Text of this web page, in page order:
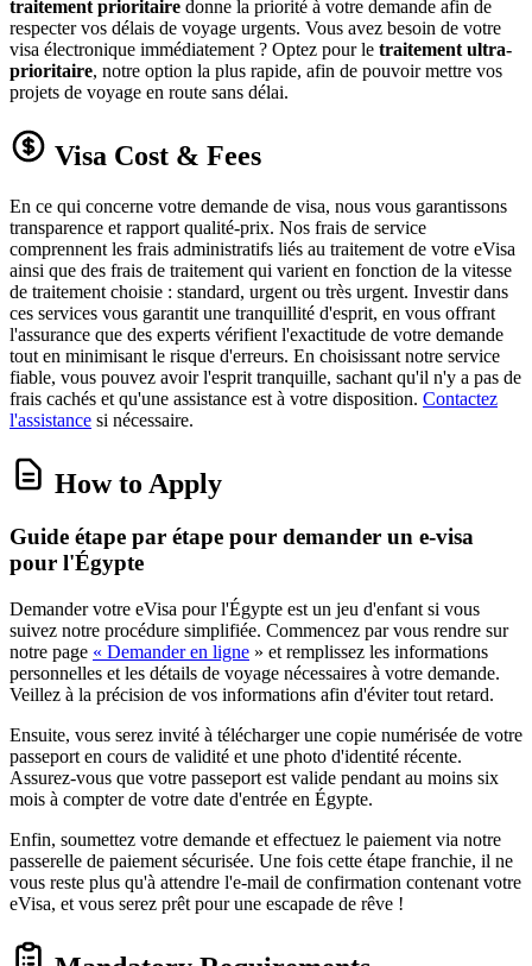
traitement prioritaire donne la priorité à votre demande afin de
respecter vos délais de voyage urgents. Vous avez besoin de votre
visa électronique immédiatement ? Optez pour le traitement ultra-
prioritaire, notre option la plus rapide, afin de pouvoir mettre vos
projets de voyage en route sans délai.
Visa Cost & Fees
En ce qui concerne votre demande de visa, nous vous garantissons
transparence et rapport qualité-prix. Nos frais de service
comprennent les frais administratifs liés au traitement de votre eVisa
ainsi que des frais de traitement qui varient en fonction de la vitesse
de traitement choisie : standard, urgent ou très urgent. Investir dans
ces services vous garantit une tranquillité d'esprit, en vous offrant
l'assurance que des experts vérifient l'exactitude de votre demande
tout en minimisant le risque d'erreurs. En choisissant notre service
fiable, vous pouvez avoir l'esprit tranquille, sachant qu'il n'y a pas de
frais cachés et qu'une assistance est à votre disposition. Contactez
l'assistance si nécessaire.
How to Apply
Guide étape par étape pour demander un e-visa
pour l'Égypte
Demander votre eVisa pour l'Égypte est un jeu d'enfant si vous
suivez notre procédure simplifiée. Commencez par vous rendre sur
notre page « Demander en ligne » et remplissez les informations
personnelles et les détails de voyage nécessaires à votre demande.
Veillez à la précision de vos informations afin d'éviter tout retard.
Ensuite, vous serez invité à télécharger une copie numérisée de votre
passeport en cours de validité et une photo d'identité récente.
Assurez-vous que votre passeport est valide pendant au moins six
mois à compter de votre date d'entrée en Égypte.
Enfin, soumettez votre demande et effectuez le paiement via notre
passerelle de paiement sécurisée. Une fois cette étape franchie, il ne
vous reste plus qu'à attendre l'e-mail de confirmation contenant votre
eVisa, et vous serez prêt pour une escapade de rêve !